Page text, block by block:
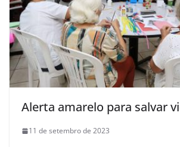
Alerta amarelo para salvar
11 de setembro de 2023